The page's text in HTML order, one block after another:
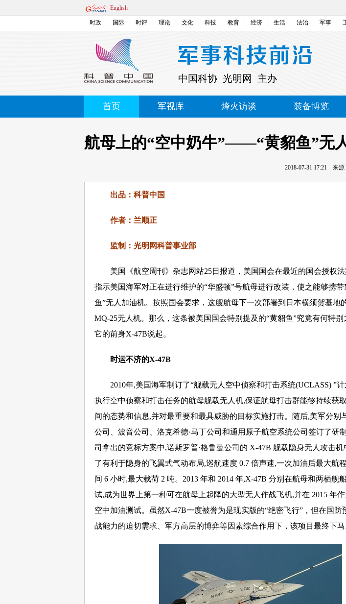
English
时政 国际 时评 理论 文化 科技 教育 经济 生活 法治 军事
中国科协 光明网 主办
首页 军视库 烽火访谈 装备博览
航母上的“空中奶牛”——“黄貂鱼”无
2018-07-31 17:21 来源
出品：科普中国
作者：兰顺正
监制：光明网科普事业部
美国《航空周刊》杂志网站25日报道，美国国会在最近的国会授权法
指示美国海军对正在进行维护的“华盛顿”号航母进行改装，使之能够携带
鱼”无人加油机。按照国会要求，这艘航母下一次部署到日本横须贺基地
MQ-25无人机。那么，这条被美国国会特别提及的“黄貂鱼”究竟有何特
它的前身X-47B说起。
时运不济的X-47B
2010年,美国海军制订了“舰载无人空中侦察和打击系统(UCLASS) ”计
执行空中侦察和打击任务的航母舰载无人机,保证航母打击群能够持续获
间的态势和信息,并对最重要和最具威胁的目标实施打击。随后,美军分别
公司、波音公司、洛克希德·马丁公司和通用原子航空系统公司签订了研
司拿出的竞标方案中,诺斯罗普·格鲁曼公司的 X-47B 舰载隐身无人攻击机
了有利于隐身的飞翼式气动布局,巡航速度 0.7 倍声速,一次加油后最大航
间 6 小时,最大载荷 2 吨。2013 年和 2014 年,X-47B 分别在航母和两栖舰
试,成为世界上第一种可在航母上起降的大型无人作战飞机,并在 2015 年
空中加油测试。虽然X-47B一度被誉为是现实版的“绝密飞行”，但在国防
战能力的迫切需求、军方高层的博弈等因素综合作用下，该项目最终下马